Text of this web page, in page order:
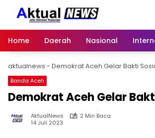
Home
Daerah Nasional
aktualnews - Demokrat Aceh Gelar Bakti
Banda Aceh
Demokrat Aceh Gelar
AktualNews
2 Min Baca
14 Juli 2023